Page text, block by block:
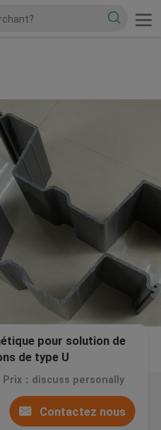
pour solution de
de type U
Prix：discuss personally
Contactez nous